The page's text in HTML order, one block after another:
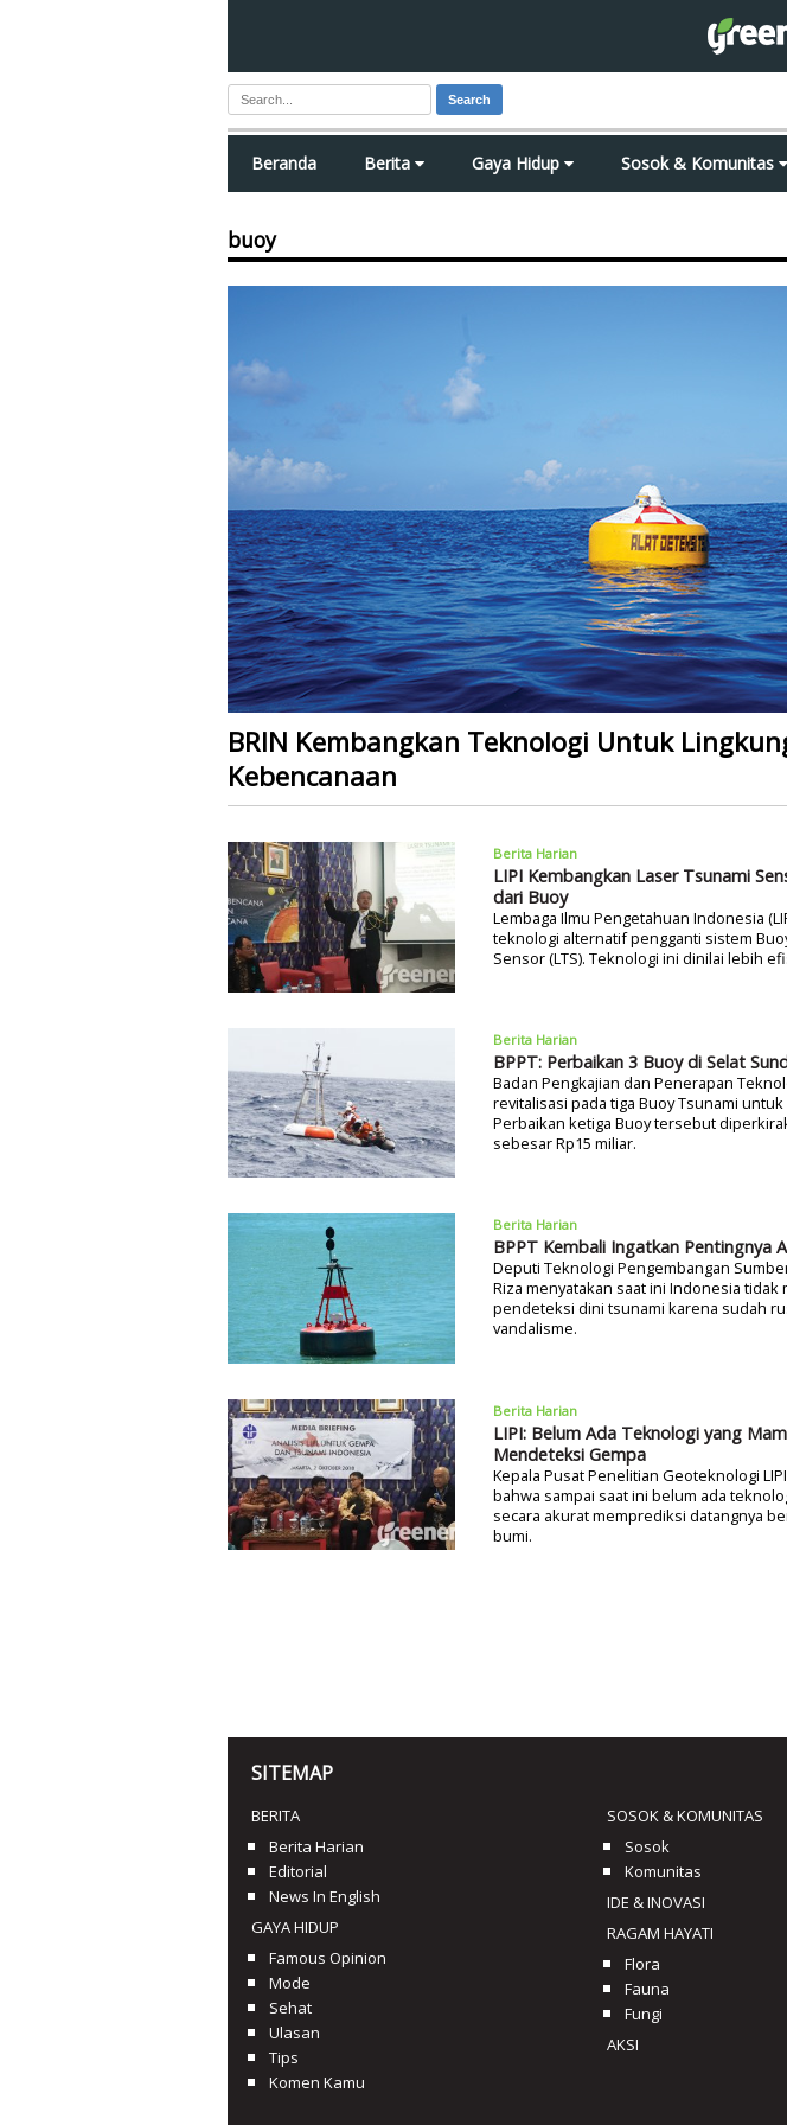
Search
Beranda Berita Gaya Hidup Sosok & Komunitas
buoy
BRIN Kembangkan Teknologi Untuk
Kebencanaan
Berita Harian
LIPI Kembangkan Laser Tsunami
dari Buoy
Lembaga Ilmu Pengetahuan Indonesia
teknologi alternatif pengganti sistem
Sensor (LTS). Teknologi ini dinilai lebih
Berita Harian
BPPT: Perbaikan 3 Buoy di Selat
Badan Pengkajian dan Penerapan
revitalisasi pada tiga Buoy Tsunami
Perbaikan ketiga Buoy tersebut
sebesar Rp15 miliar.
Berita Harian
BPPT Kembali Ingatkan Pentingnya
Deputi Teknologi Pengembangan
Riza menyatakan saat ini Indonesia tidak
pendeteksi dini tsunami karena sudah
vandalisme.
Berita Harian
LIPI: Belum Ada Teknologi yang
Mendeteksi Gempa
Kepala Pusat Penelitian Geoteknologi
bahwa sampai saat ini belum ada
secara akurat memprediksi datangnya
bumi.
SITEMAP
BERITA
Berita Harian
Editorial
News In English
GAYA HIDUP
Famous Opinion
Mode
Sehat
Ulasan
Tips
Komen Kamu
SOSOK & KOMUNITAS
Sosok
Komunitas
IDE & INOVASI
RAGAM HAYATI
Flora
Fauna
Fungi
AKSI